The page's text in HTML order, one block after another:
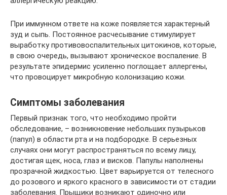
При иммунном ответе на коже появляется характерный
зуд и сыпь. Постоянное расчесывание стимулирует
выработку противовоспалительных цитокинов, которые,
в свою очередь, вызывают хроническое воспаление. В
результате эпидермис усиленно поглощает аллергены,
что провоцирует микробную колонизацию кожи.
Симптомы заболевания
Первый признак того, что необходимо пройти
обследование, – возникновение небольших пузырьков
(папул) в области рта и на подбородке. В серьезных
случаях они могут распространяться по всему лицу,
достигая щек, носа, глаз и висков. Папулы наполнены
прозрачной жидкостью. Цвет варьируется от телесного
до розового и яркого красного в зависимости от стадии
заболевания. Прыщики возникают одиночно или